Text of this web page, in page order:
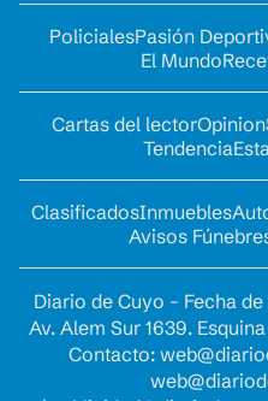
PolicialesPasión
El Mundo
Cartas del lectorOpinion
Tendencia
ClasificadosInmuebles
Avisos
Diario de Cuyo - Fecha
Av. Alem Sur 1639.
Contacto: